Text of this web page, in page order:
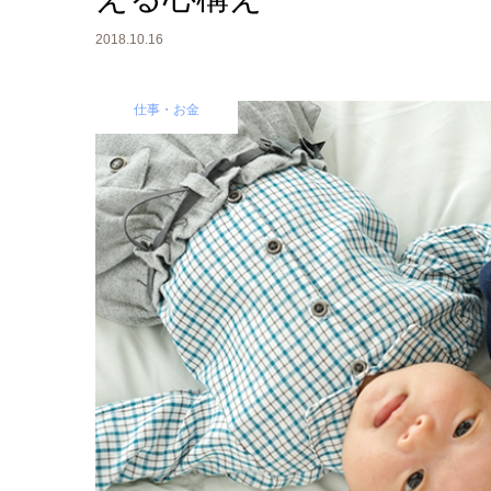
2018.10.16
仕事・お金